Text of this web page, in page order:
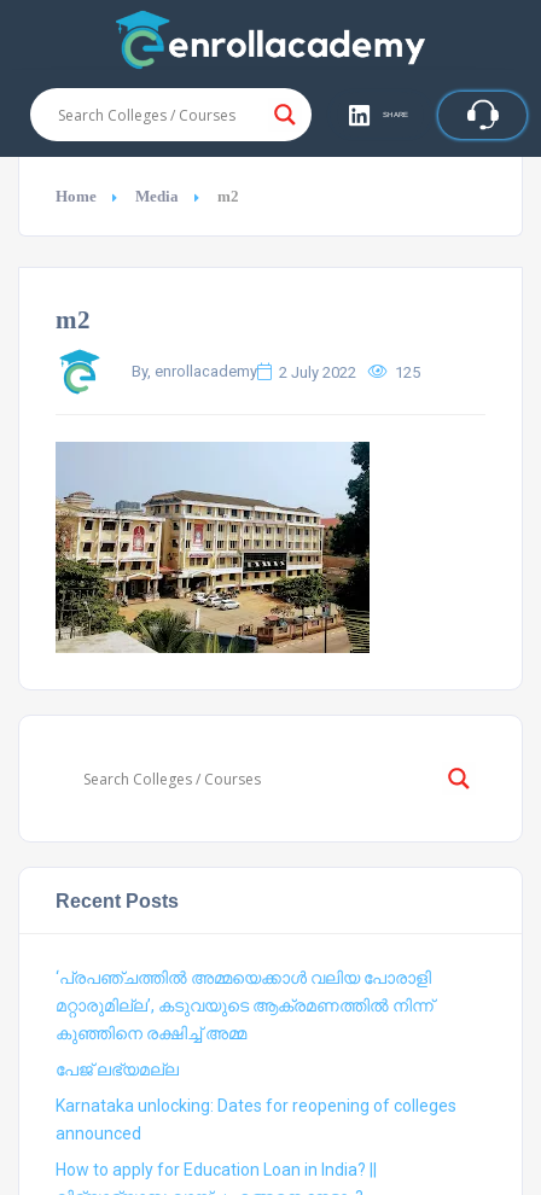
SHARE
Home Media m2
m2
By, enrollacademy 2 July 2022 125
Recent Posts
‘പ്രപഞ്ചത്തില്‍ അമ്മയെക്കാള്‍ വലിയ പോരാളി
മറ്റാരുമില്ല’, കടുവയുടെ ആക്രമണത്തില്‍ നിന്ന്
കുഞ്ഞിനെ രക്ഷിച്ച് അമ്മ
പേജ് ലഭ്യമല്ല
Karnataka unlocking: Dates for reopening of colleges
announced
How to apply for Education Loan in India? ||